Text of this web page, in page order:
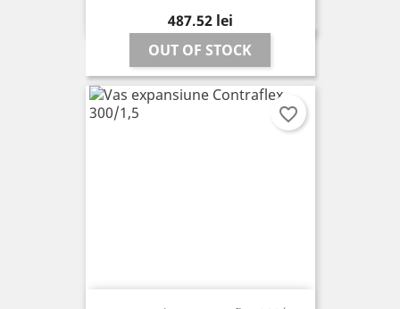
Pret
487,52 lei
OUT OF STOCK
favorite_border